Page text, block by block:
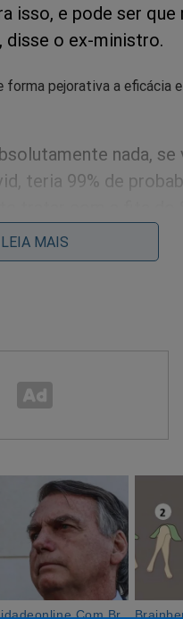
isso, e pode ser
disse o ex-ministro.
pejorativa a eficácia
nada,
teria 99% de
Com camisa do
anos, aí teria mais
o ministério faça
as unidades de
falou: ‘acho que é
A Nise
escrito isso?’, fala:
com os resultados que
LEIA MAIS